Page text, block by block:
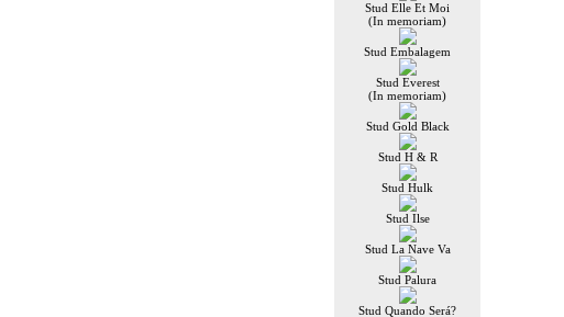
Stud Elle Et Moi
(In memoriam)
Stud Embalagem
Stud Everest
(In memoriam)
Stud Gold Black
Stud H & R
Stud Hulk
Stud Ilse
Stud La Nave Va
Stud Palura
Stud Quando Será?